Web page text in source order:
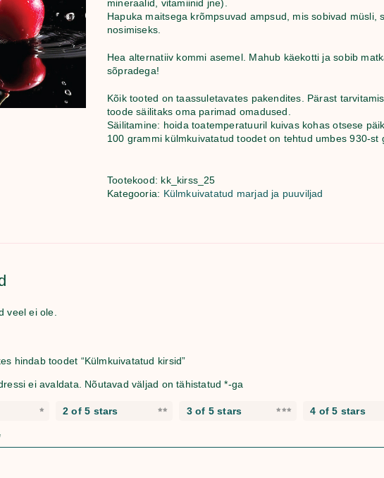
mineraalid, vitamiinid jne).
Hapuka maitsega krõmpsuvad ampsud, mis sobivad müsli,
nosimiseks.
Hea alternatiiv kommi asemel. Mahub käekotti ja sobib
sõpradega!
Kõik tooted on taassuletavates pakendites. Pärast
toode säilitaks oma parimad omadused.
Säilitamine: hoida toatemperatuuril kuivas kohas otsese
100 grammi külmkuivatatud toodet on tehtud umbes 930-st
Tootekood: kk_kirss_25
Kategooria: Külmkuivatatud marjad ja puuviljad
veel ei ole.
hindab toodet “Külmkuivatatud kirsid”
ei avaldata. Nõutavad väljad on tähistatud*-ga
2 of 5 stars 3 of 5 stars 4 of 5 stars